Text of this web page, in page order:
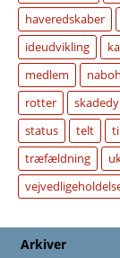
haveredskaber
ideudvikling
medlem
rotter
status
telt
træfældning
Arkiver